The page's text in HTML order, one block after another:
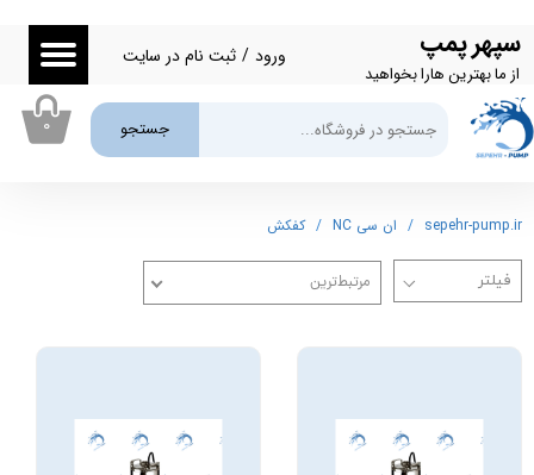
سپهر پمپ
از ما بهترین هارا بخواهید
جستجو
ورود / ثبت نام در سایت
حساب کاربری من
تغییر گذر واژه
سفارشات
خروج از حساب کاربری
۰
sepehr-pump.ir ان سی NC کفکش
مرتبط‌ترین